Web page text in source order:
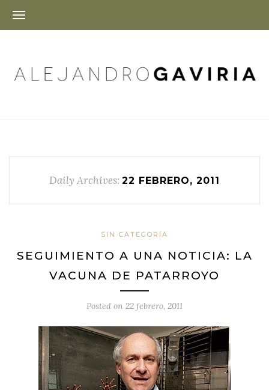
Daily Archives: 22 FEBRERO, 2011
SIN CATEGORÍA
SEGUIMIENTO A UNA NOTICIA: LA
VACUNA DE PATARROYO
Posted on 22 febrero, 2011